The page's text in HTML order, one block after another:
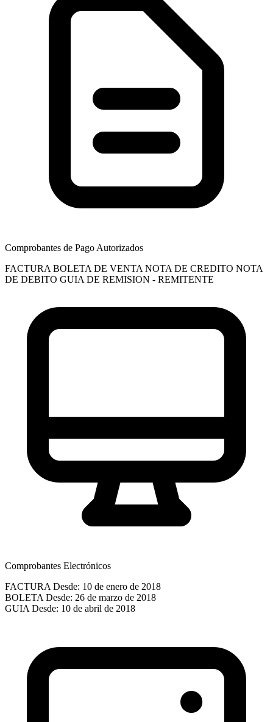
Comprobantes de Pago Autorizados
FACTURA BOLETA DE VENTA NOTA DE CREDITO NOTA
DE DEBITO GUIA DE REMISION - REMITENTE
Comprobantes Electrónicos
FACTURA Desde: 10 de enero de 2018
BOLETA Desde: 26 de marzo de 2018
GUIA Desde: 10 de abril de 2018